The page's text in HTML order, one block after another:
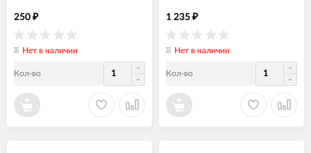
250 ₽
Нет в наличии
Кол-во
1 235 ₽
Нет в наличии
Кол-во